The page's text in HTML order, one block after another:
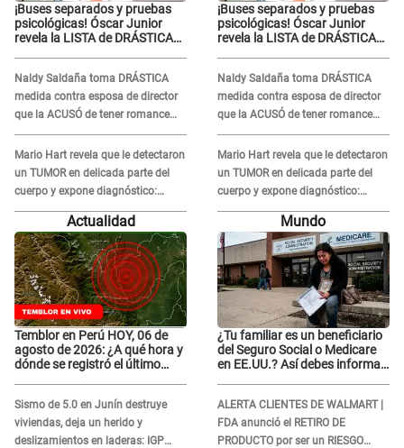
¡Buses separados y pruebas
psicológicas! Óscar Junior
revela la LISTA de DRÁSTICAS
Naldy Saldaña
Naldy Saldaña toma DRÁSTICA
medida contra esposa de director
que la ACUSÓ de tener romance
con él: "Muy triste..."
Mario Hart revela que le detectaron
un TUMOR en delicada parte del
cuerpo y expone diagnóstico:
"Dolores muy fuertes..."
¡Buses separados y pruebas
psicológicas! Óscar Junior
revela la LISTA de DRÁSTICAS
Naldy Saldaña
Naldy Saldaña toma DRÁSTICA
medida contra esposa de director
que la ACUSÓ de tener romance
con él: "Muy triste..."
Mario Hart revela que le detectaron
un TUMOR en delicada parte del
cuerpo y expone diagnóstico:
"Dolores muy fuertes..."
Actualidad
Temblor en Perú HOY, 06 de
agosto de 2026: ¿A qué hora y
dónde se registró el último
Sismo de 5.0 en Junín destruye
viviendas, deja un herido y
deslizamientos en laderas: IGP
Mundo
¿Tu familiar es un beneficiario
del Seguro Social o Medicare
en EE.UU.? Así debes informar
ALERTA CLIENTES DE WALMART |
FDA anunció el RETIRO DE
PRODUCTO por ser un RIESGO